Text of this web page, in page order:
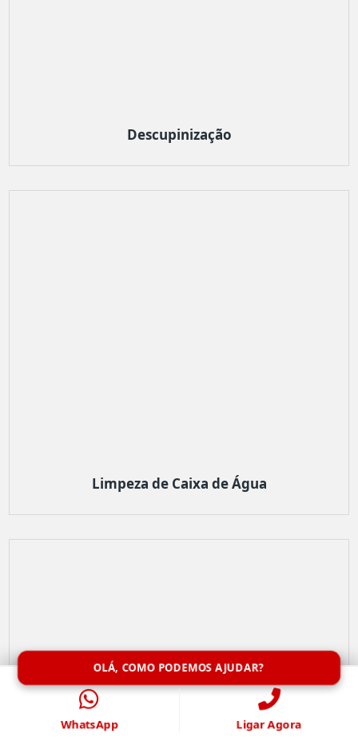
Descupinização
Limpeza de Caixa de Água
OLÁ, COMO PODEMOS AJUDAR?
WhatsApp Ligar Agora